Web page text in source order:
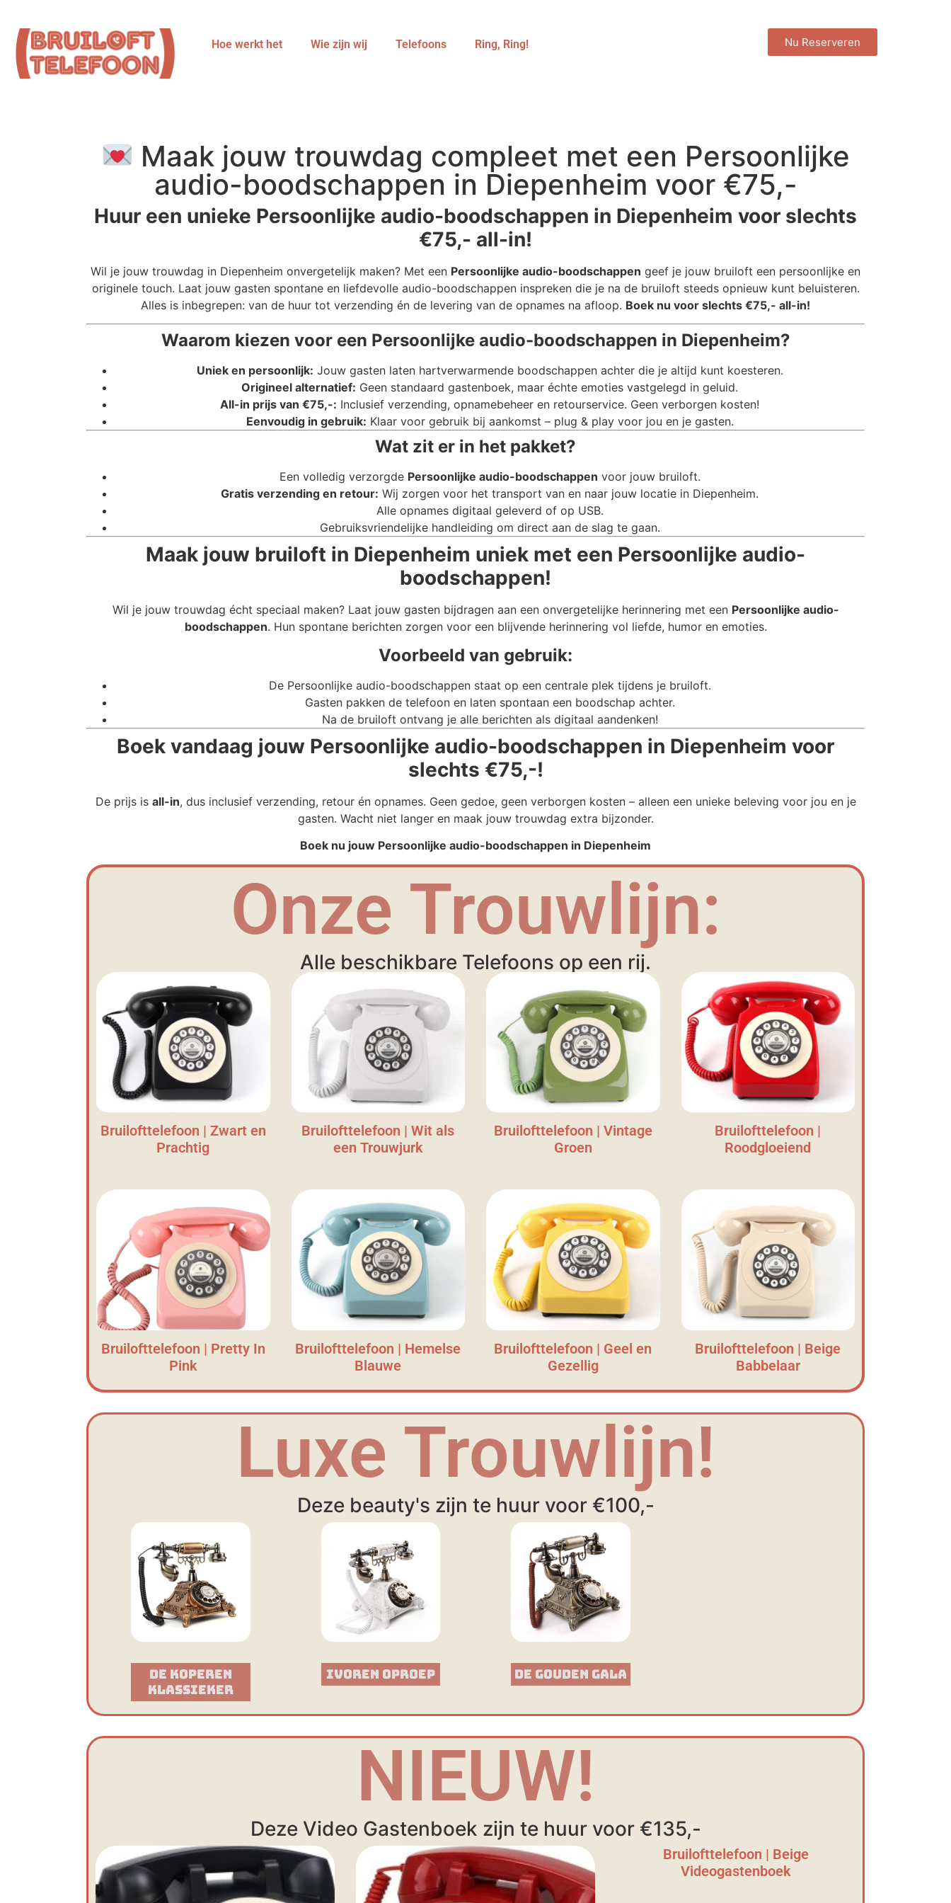
Hoe werkt het Wie zijn wij Telefoons Ring, Ring! Nu Reserveren
Maak jouw trouwdag compleet met een Persoonlijke
audio-boodschappen in Diepenheim voor €75,-
Huur een unieke Persoonlijke audio-boodschappen in Diepenheim voor slechts
€75,- all-in!
Wil je jouw trouwdag in Diepenheim onvergetelijk maken? Met een Persoonlijke audio-boodschappen geef je jouw bruiloft een persoonlijke en
originele touch. Laat jouw gasten spontane en liefdevolle audio-boodschappen inspreken die je na de bruiloft steeds opnieuw kunt beluisteren.
Alles is inbegrepen: van de huur tot verzending én de levering van de opnames na afloop. Boek nu voor slechts €75,- all-in!
Waarom kiezen voor een Persoonlijke audio-boodschappen in Diepenheim?
Uniek en persoonlijk: Jouw gasten laten hartverwarmende boodschappen achter die je altijd kunt koesteren.
Origineel alternatief: Geen standaard gastenboek, maar échte emoties vastgelegd in geluid.
All-in prijs van €75,-: Inclusief verzending, opnamebeheer en retourservice. Geen verborgen kosten!
Eenvoudig in gebruik: Klaar voor gebruik bij aankomst – plug & play voor jou en je gasten.
Wat zit er in het pakket?
Een volledig verzorgde Persoonlijke audio-boodschappen voor jouw bruiloft.
Gratis verzending en retour: Wij zorgen voor het transport van en naar jouw locatie in Diepenheim.
Alle opnames digitaal geleverd of op USB.
Gebruiksvriendelijke handleiding om direct aan de slag te gaan.
Maak jouw bruiloft in Diepenheim uniek met een Persoonlijke audio-
boodschappen!
Wil je jouw trouwdag écht speciaal maken? Laat jouw gasten bijdragen aan een onvergetelijke herinnering met een Persoonlijke audio-
boodschappen. Hun spontane berichten zorgen voor een blijvende herinnering vol liefde, humor en emoties.
Voorbeeld van gebruik:
De Persoonlijke audio-boodschappen staat op een centrale plek tijdens je bruiloft.
Gasten pakken de telefoon en laten spontaan een boodschap achter.
Na de bruiloft ontvang je alle berichten als digitaal aandenken!
Boek vandaag jouw Persoonlijke audio-boodschappen in Diepenheim voor
slechts €75,-!
De prijs is all-in, dus inclusief verzending, retour én opnames. Geen gedoe, geen verborgen kosten – alleen een unieke beleving voor jou en je
gasten. Wacht niet langer en maak jouw trouwdag extra bijzonder.
Boek nu jouw Persoonlijke audio-boodschappen in Diepenheim
Onze Trouwlijn:
Alle beschikbare Telefoons op een rij.
Bruilofttelefoon | Zwart en
Prachtig
Bruilofttelefoon | Wit als
een Trouwjurk
Bruilofttelefoon | Vintage
Groen
Bruilofttelefoon |
Roodgloeiend
Bruilofttelefoon | Pretty In
Pink
Bruilofttelefoon | Hemelse
Blauwe
Bruilofttelefoon | Geel en
Gezellig
Bruilofttelefoon | Beige
Babbelaar
Luxe Trouwlijn!
Deze beauty's zijn te huur voor €100,-
De Koperen
Klassieker​
Ivoren Oproep De Gouden Gala
NIEUW!
Deze Video Gastenboek zijn te huur voor €135,-
Bruilofttelefoon | Beige
Videogastenboek